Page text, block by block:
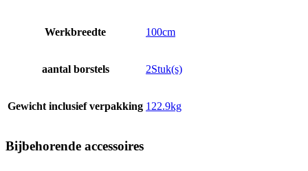
Werkbreedte 100cm
aantal borstels 2Stuk(s)
Gewicht inclusief verpakking 122.9kg
Bijbehorende accessoires